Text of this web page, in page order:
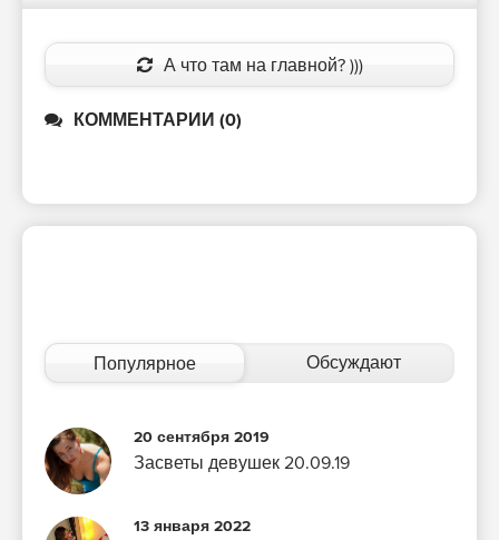
А что там на главной? )))
КОММЕНТАРИИ (0)
Популярное Обсуждают
20 сентября 2019
Засветы девушек 20.09.19
13 января 2022